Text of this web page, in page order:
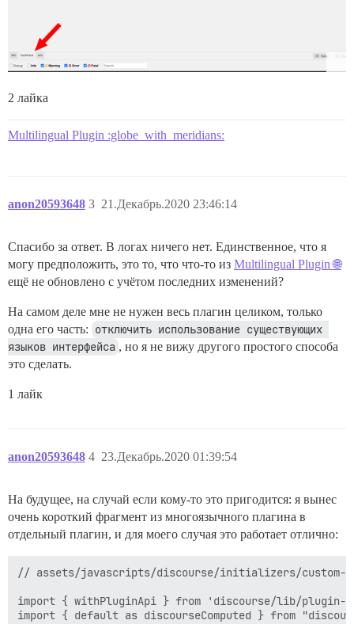
2 лайка
Multilingual Plugin :globe_with_meridians:
anon20593648 21.Декабрь.2020 23:46:14
3
Спасибо за ответ. В логах ничего нет. Единственное, что я
могу предположить, это то, что что-то из Multilingual Plugin 🌐
ещё не обновлено с учётом последних изменений?
На самом деле мне не нужен весь плагин целиком, только
одна его часть: отключить использование существующих
языков интерфейса , но я не вижу другого простого способа
это сделать.
1 лайк
anon20593648 23.Декабрь.2020 01:39:54
4
На будущее, на случай если кому-то это пригодится: я вынес
очень короткий фрагмент из многоязычного плагина в
отдельный плагин, и для моего случая это работает отлично:
// assets/javascripts/discourse/initializers/
import { withPluginApi } from 'discourse/lib/plugin-
import { default as discourseComputed } from